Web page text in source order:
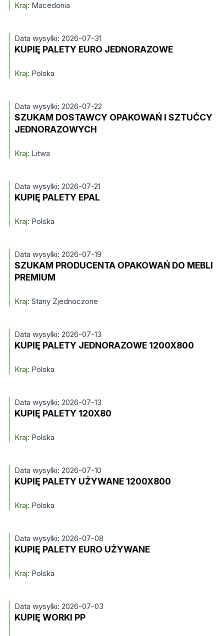
Kraj: Macedonia
Data wysylki: 2026-07-31
KUPIĘ PALETY EURO JEDNORAZOWE
Kraj: Polska
Data wysylki: 2026-07-22
SZUKAM DOSTAWCY OPAKOWAŃ I SZTUĆCY
JEDNORAZOWYCH
Kraj: Litwa
Data wysylki: 2026-07-21
KUPIĘ PALETY EPAL
Kraj: Polska
Data wysylki: 2026-07-19
SZUKAM PRODUCENTA OPAKOWAŃ DO MEBLI
PREMIUM
Kraj: Stany Zjednoczone
Data wysylki: 2026-07-13
KUPIĘ PALETY JEDNORAZOWE 1200X800
Kraj: Polska
Data wysylki: 2026-07-13
KUPIĘ PALETY 120X80
Kraj: Polska
Data wysylki: 2026-07-10
KUPIĘ PALETY UŻYWANE 1200X800
Kraj: Polska
Data wysylki: 2026-07-08
KUPIĘ PALETY EURO UŻYWANE
Kraj: Polska
Data wysylki: 2026-07-03
KUPIĘ WORKI PP